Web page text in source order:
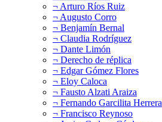
¬ Arturo Ríos Ruiz
¬ Augusto Corro
¬ Benjamín Bernal
¬ Claudia Rodríguez
¬ Dante Limón
¬ Derecho de réplica
¬ Edgar Gómez Flores
¬ Eloy Caloca
¬ Fausto Alzati Araiza
¬ Fernando Garcilita Herrera
¬ Francisco Reynoso